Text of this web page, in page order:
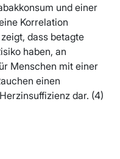
und einer
Korrelation
dass betagte
haben, an
Menschen mit einer
einen
dar. (4)